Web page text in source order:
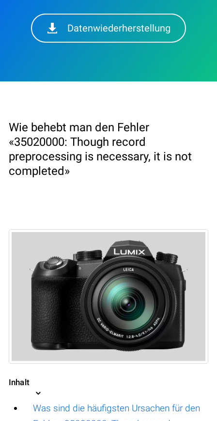
Datenwiederherstellung
Wie behebt man den Fehler
«35020000: Though record
preprocessing is necessary, it is not
completed»
Inhalt
Was sind die häufigsten Ursachen für den